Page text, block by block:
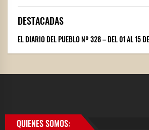
DESTACADAS
EL DIARIO DEL PUEBLO Nº 328 – DEL 01 AL 15
QUIENES SOMOS: